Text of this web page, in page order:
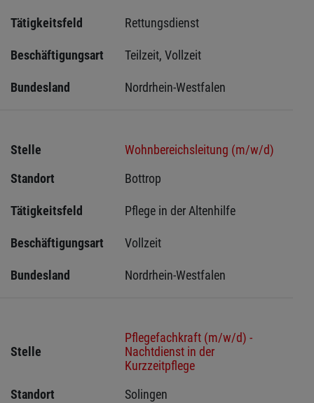
Tätigkeitsfeld Rettungsdienst
Beschäftigungsart Teilzeit, Vollzeit
Bundesland Nordrhein-Westfalen
Stelle
Wohnbereichsleitung (m/w/d)
Standort
Bottrop
Tätigkeitsfeld Pflege in der Altenhilfe
Beschäftigungsart Vollzeit
Bundesland Nordrhein-Westfalen
Stelle
Pflegefachkraft (m/w/d) -
Nachtdienst in der
Kurzzeitpflege
Standort
Solingen